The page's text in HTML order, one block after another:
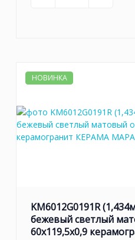
НОВИНКА
KM6012G0191R
бежевый светлый
60x119,5x0,9